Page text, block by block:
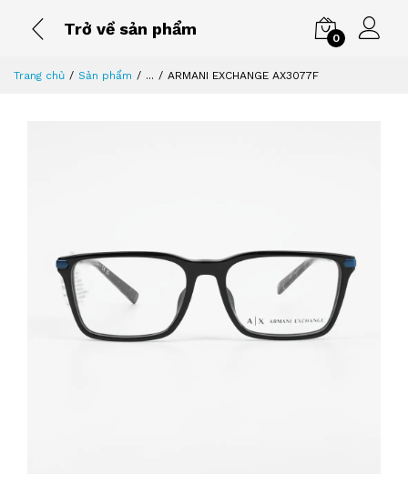
Trở về sản phẩm
0
Trang chủ Sản phẩm ... ARMANI EXCHANGE AX3077F